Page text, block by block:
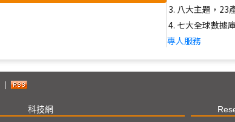
八大主題，23
七大全球數據
專人服務
科技網